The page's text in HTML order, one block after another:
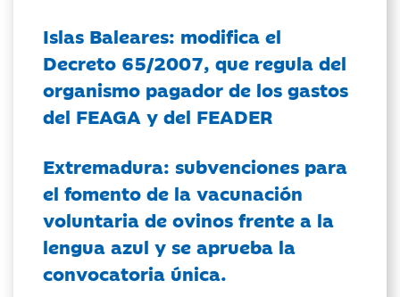
Islas Baleares: modifica el
Decreto 65/2007, que regula del
organismo pagador de los gastos
del FEAGA y del FEADER
Extremadura: subvenciones para
el fomento de la vacunación
voluntaria de ovinos frente a la
lengua azul y se aprueba la
convocatoria única.